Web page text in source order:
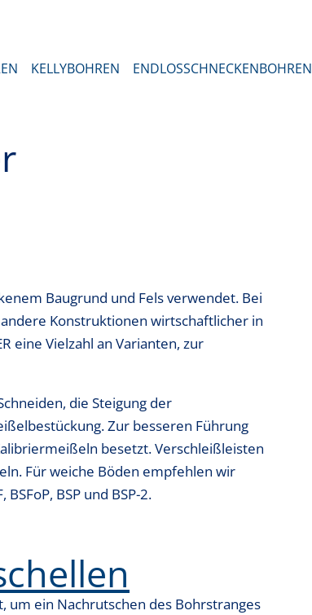
KELLYBOHREN ENDLOSSCHNECKENBOHREN
Baugrund und Fels verwendet. Bei
Konstruktionen wirtschaftlicher in
eine Vielzahl an Varianten, zur
die Steigung der
Zur besseren Führung
besetzt. Verschleißleisten
Für weiche Böden empfehlen wir
BSP und BSP-2.
ein Nachrutschen des Bohrstranges